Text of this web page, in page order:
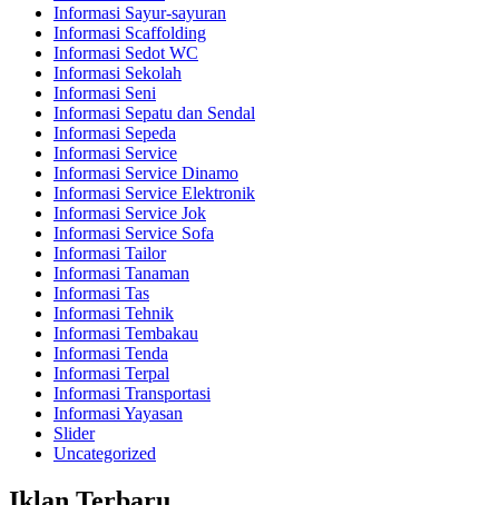
Informasi Sayur-sayuran
Informasi Scaffolding
Informasi Sedot WC
Informasi Sekolah
Informasi Seni
Informasi Sepatu dan Sendal
Informasi Sepeda
Informasi Service
Informasi Service Dinamo
Informasi Service Elektronik
Informasi Service Jok
Informasi Service Sofa
Informasi Tailor
Informasi Tanaman
Informasi Tas
Informasi Tehnik
Informasi Tembakau
Informasi Tenda
Informasi Terpal
Informasi Transportasi
Informasi Yayasan
Slider
Uncategorized